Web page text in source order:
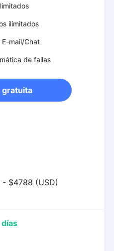
ilimitados
mail/Chat
de fallas
gratuita
- $4788 (USD)